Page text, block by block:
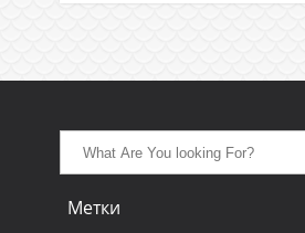
Метки